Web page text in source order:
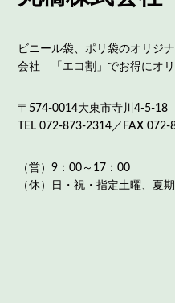
ビニール袋、ポリ袋のオリジ
会社 「エコ割」でお得にオリ
〒574-0014大東市寺川4-5-18
TEL 072-873-2314／FAX 072-
（営）9：00～17：00
（休）日・祝・指定土曜、夏